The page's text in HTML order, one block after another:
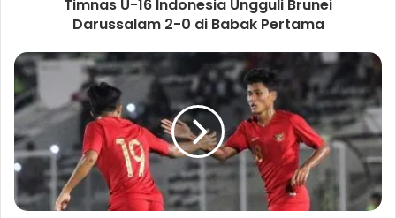
Timnas U-16 Indonesia Ungguli Brunei
Darussalam 2-0 di Babak Pertama